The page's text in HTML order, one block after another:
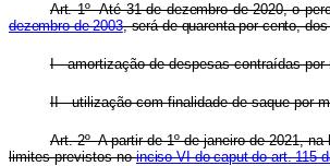
Art. 1º Até 31 de dezembro de 2020, o
dezembro de 2003, será de quarenta por cento,
I - amortização de despesas contraídas
II - utilização com finalidade de saque por
Art. 2º A partir de 1º de janeiro de 2021,
limites previstos noinciso VI do caput do art. 115